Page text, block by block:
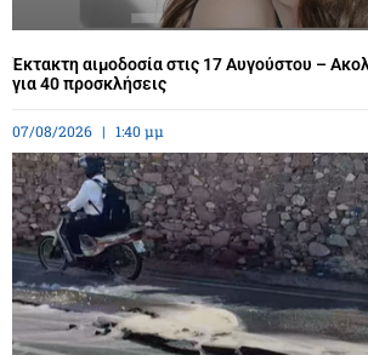
Έκτακτη αιμοδοσία στις 17 Αυγούστου –
για 40 προσκλήσεις
07/08/2026 1:40 μμ